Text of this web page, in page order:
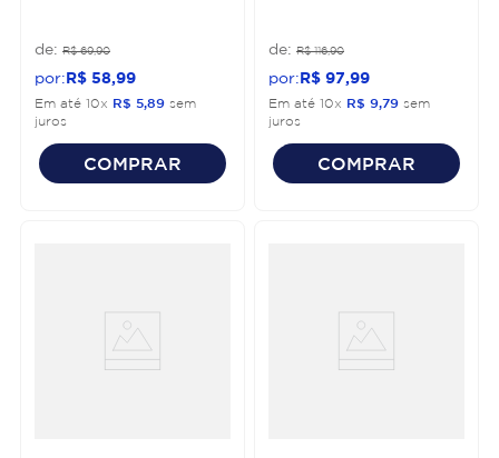
R$ 69,90
R$ 58 99
Em até 10x R$ 5 89 sem
juros
COMPRAR
R$ 116,90
R$ 97 99
Em até 10x R$ 9 79 sem
juros
COMPRAR